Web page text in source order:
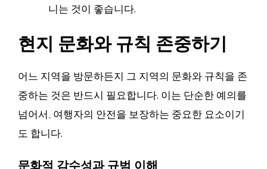
니는 것이 좋습니다.
현지 문화와 규칙 존중하기
어느 지역을 방문하든지 그 지역의 문화와 규칙을 존
중하는 것은 반드시 필요합니다. 이는 단순한 예의를
넘어서, 여행자의 안전을 보장하는 중요한 요소이기
도 합니다.
문화적 감수성과 규범 이해